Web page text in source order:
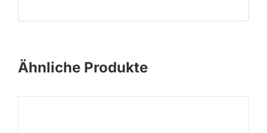
Ähnliche Produkte